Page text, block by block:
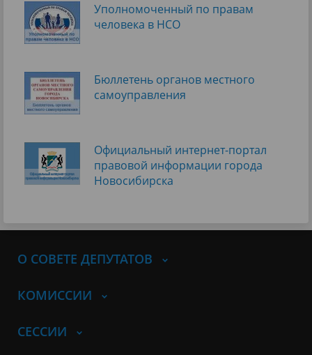
Уполномоченный по правам
человека в НСО
Бюллетень органов местного
самоуправления
Официальный интернет-портал
правовой информации города
Новосибирска
О СОВЕТЕ ДЕПУТАТОВ
КОМИССИИ
СЕССИИ